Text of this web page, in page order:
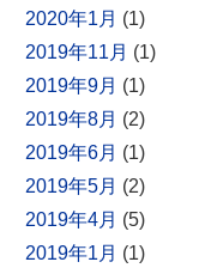
2020年1月 (1)
2019年11月 (1)
2019年9月 (1)
2019年8月 (2)
2019年6月 (1)
2019年5月 (2)
2019年4月 (5)
2019年1月 (1)